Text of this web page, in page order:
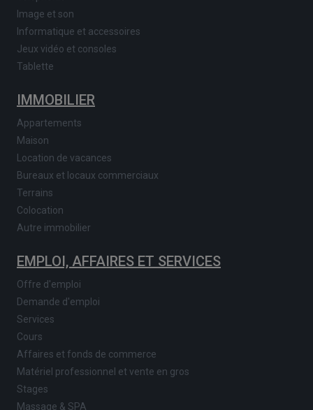
Image et son
Informatique et accessoires
Jeux vidéo et consoles
Tablette
IMMOBILIER
Appartements
Maison
Location de vacances
Bureaux et locaux commerciaux
Terrains
Colocation
Autre immobilier
EMPLOI, AFFAIRES ET SERVICES
Offre d'emploi
Demande d'emploi
Services
Cours
Affaires et fonds de commerce
Matériel professionnel et vente en gros
Stages
Massage & SPA